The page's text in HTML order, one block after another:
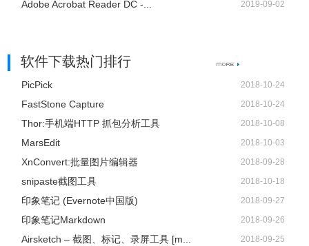
Adobe Acrobat Reader DC -... 2019-09-02
软件下载热门排行
PicPick 2018-10-24
FastStone Capture 2018-10-24
Thor:手机端HTTP 抓包分析工具 2018-10-08
MarsEdit 2018-10-03
XnConvert:批量图片编辑器 2018-09-28
snipaste截图工具 2018-10-18
印象笔记 (Evernote中国版) 2018-09-27
印象笔记Markdown 2018-09-26
Airsketch – 截图、标记、录屏工具 [m... 2018-09-25